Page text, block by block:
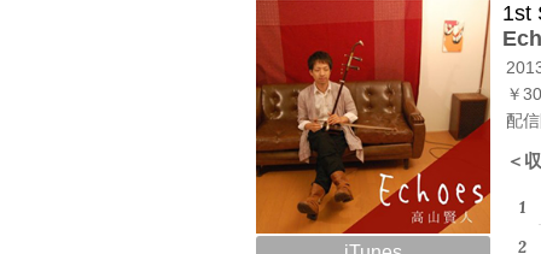
1st
￥
配
＜